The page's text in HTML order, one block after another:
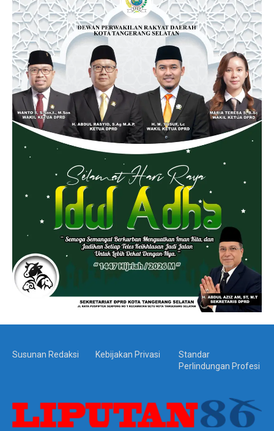
Susunan Redaksi Kebijakan Privasi
Standar
Perlindungan Profesi